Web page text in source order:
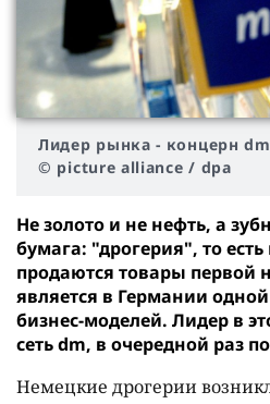
Лидер рынка - концерн dm
© picture alliance / dpa
Не золото и не нефть, а
бумага: "дрогерия", то
продаются товары первой
является в Германии
бизнес-моделей. Лидер в
сеть dm, в очередной раз
Немецкие дрогерии